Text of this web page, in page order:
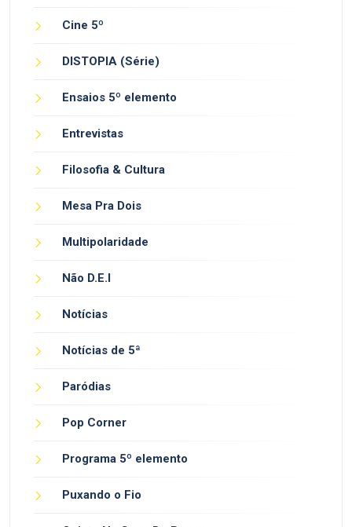
Cine 5º
DISTOPIA (Série)
Ensaios 5º elemento
Entrevistas
Filosofia & Cultura
Mesa Pra Dois
Multipolaridade
Não D.E.I
Notícias
Notícias de 5ª
Paródias
Pop Corner
Programa 5º elemento
Puxando o Fio